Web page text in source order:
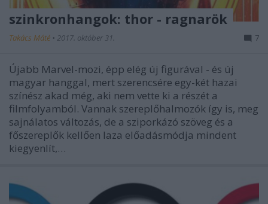
szinkronhangok: thor - ragnarök
Takács Máté • 2017. október 31. 7
Újabb Marvel-mozi, épp elég új figurával - és új
magyar hanggal, mert szerencsére egy-két hazai
színész akad még, aki nem vette ki a részét a
filmfolyamból. Vannak szereplőhalmozók így is, meg
sajnálatos változás, de a sziporkázó szöveg és a
főszereplők kellően laza előadásmódja mindent
kiegyenlít,…